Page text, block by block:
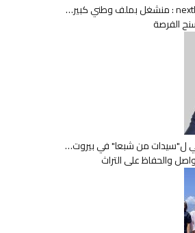
القاضي محمد صعب لـnextlb : منشغل بملف وطني كبير…
الفرصة
ل"سيدات من شبعا" في بيروت…
والحفاظ على التراث